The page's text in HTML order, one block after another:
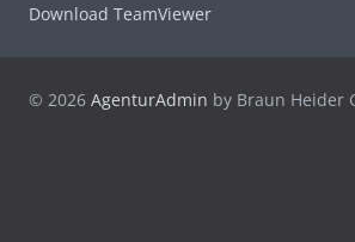
Download TeamViewer
© 2026 AgenturAdmin by Braun Heider